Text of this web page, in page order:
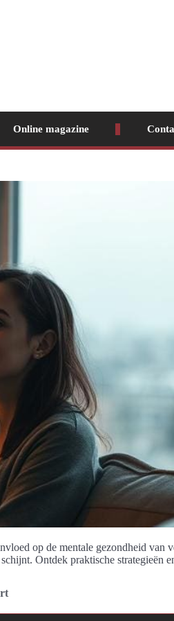
Online magazine
op de mentale gezondheid van
Ontdek praktische strategieën